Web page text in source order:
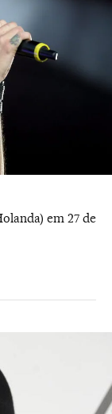
em 27 de